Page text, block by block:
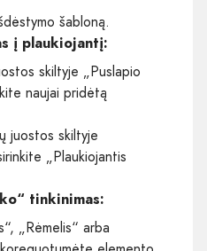
šabloną.
į plaukiojantį:
skiltyje „Puslapio
naujai pridėtą
juostos skiltyje
„Plaukiojantis
tinkinimas:
„Rėmelis“ arba